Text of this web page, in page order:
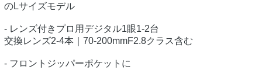
のLサイズモデル
- レンズ付きプロ用デジタル1眼1-2台
交換レンズ2-4本｜70-200mmF2.8クラス含む
- フロントジッパーポケットに